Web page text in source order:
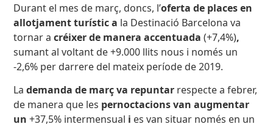
Durant el mes de març, doncs, l’ofertade places en
allotjament turística la Destinació Barcelona va
tornar acréixer de manera accentuada (+7,4%),
sumant al voltant de +9.000 llits nous i només un
-2,6% per darrere del mateix període de 2019.
Lademanda de març va repuntar respecte a febrer,
de manera que les pernoctacions van augmentar
un+37,5% intermensual i es van situar només en un